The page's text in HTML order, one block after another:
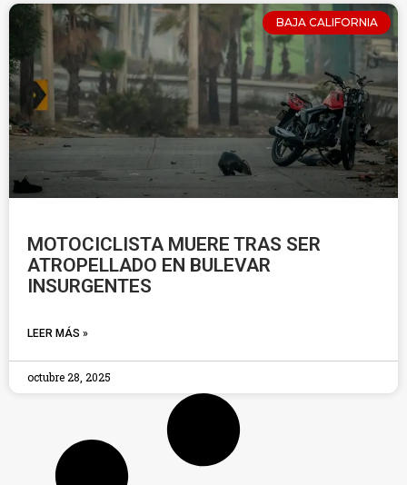
BAJA CALIFORNIA
MOTOCICLISTA MUERE TRAS SER
ATROPELLADO EN BULEVAR
INSURGENTES
LEER MÁS »
octubre 28, 2025